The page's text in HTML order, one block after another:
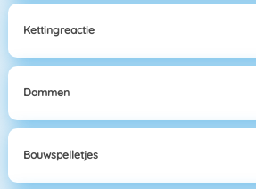
Kettingreactie
Dammen
Bouwspelletjes